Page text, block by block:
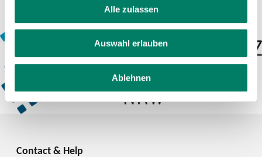
Alle zulassen
Auswahl erlauben
Ablehnen